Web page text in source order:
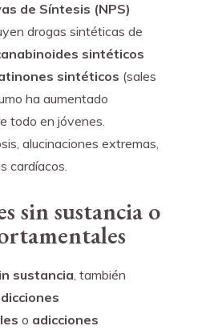
de Síntesis (NPS)
drogas sintéticas de
sintéticos
sintéticos (sales
ha aumentado
todo en jóvenes.
alucinaciones extremas,
cardíacos.
sin sustancia o
sustancia, también
o adicciones